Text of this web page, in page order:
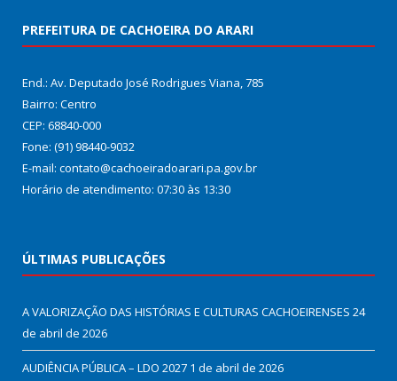
PREFEITURA DE CACHOEIRA DO ARARI
End.: Av. Deputado José Rodrigues Viana, 785
Bairro: Centro
CEP: 68840-000
Fone: (91) 98440-9032
E-mail: contato@cachoeiradoarari.pa.gov.br
Horário de atendimento: 07:30 às 13:30
ÚLTIMAS PUBLICAÇÕES
A VALORIZAÇÃO DAS HISTÓRIAS E CULTURAS CACHOEIRENSES 24
de abril de 2026
AUDIÊNCIA PÚBLICA – LDO 2027 1 de abril de 2026